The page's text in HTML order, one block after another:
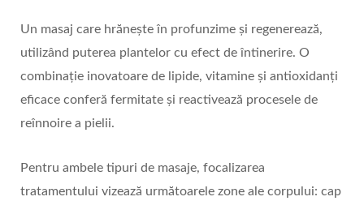
Un masaj care hrănește în profunzime și regenerează,
utilizând puterea plantelor cu efect de întinerire. O
combinație inovatoare de lipide, vitamine și antioxidanți
eficace conferă fermitate și reactivează procesele de
reînnoire a pielii.
Pentru ambele tipuri de masaje, focalizarea
tratamentului vizează următoarele zone ale corpului: cap